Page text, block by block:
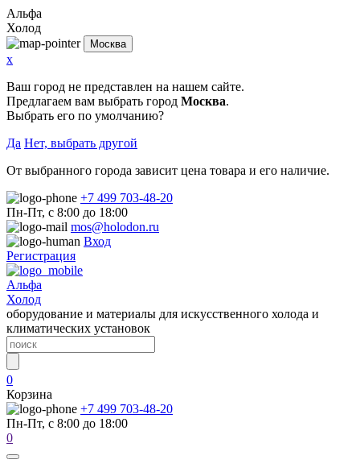
Альфа
Холод
Москва
x
Ваш город не представлен на нашем сайте.
Предлагаем вам выбрать город Москва.
Выбрать его по умолчанию?
Да Нет, выбрать другой
От выбранного города зависит цена товара и его наличие.
+7 499 703-48-20
Пн-Пт, с 8:00 до 18:00
mos@holodon.ru
Вход
Регистрация
Альфа
Холод
оборудование и материалы для искусственного холода и
климатических установок
0
Корзина
+7 499 703-48-20
Пн-Пт, с 8:00 до 18:00
0